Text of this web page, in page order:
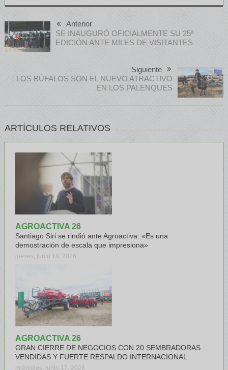
Anterior
SE INAUGURÓ OFICIALMENTE SU 25ª
EDICIÓN ANTE MILES DE VISITANTES
Siguiente
LOS BÚFALOS SON EL NUEVO ATRACTIVO
EN LOS PALENQUES
ARTÍCULOS RELATIVOS
AGROACTIVA 26
Santiago Siri se rindió ante Agroactiva: «Es una
demostración de escala que impresiona»
jueves, junio 18, 2026
AGROACTIVA 26
GRAN CIERRE DE NEGOCIOS CON 20 SEMBRADORAS
VENDIDAS Y FUERTE RESPALDO INTERNACIONAL
miércoles, junio 17, 2026